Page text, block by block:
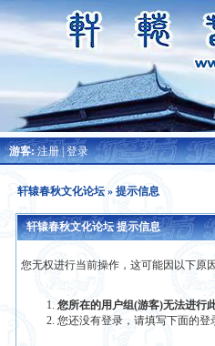
游客:注册|登录
轩辕春秋文化论坛» 提示信息
轩辕春秋文化论坛 提示信息
您无权进行当前操作，这可能因以下原
您所在的用户组(游客)无法进行
您还没有登录，请填写下面的登